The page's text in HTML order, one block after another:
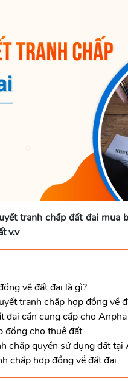
tranh chấp đất đai mua
v.v
về đất đai là gì?
tranh chấp hợp đồng về
đai cần cung cấp cho Anpha
đồng cho thuê đất
chấp quyền sử dụng đất tại
chấp hợp đồng về đất đai